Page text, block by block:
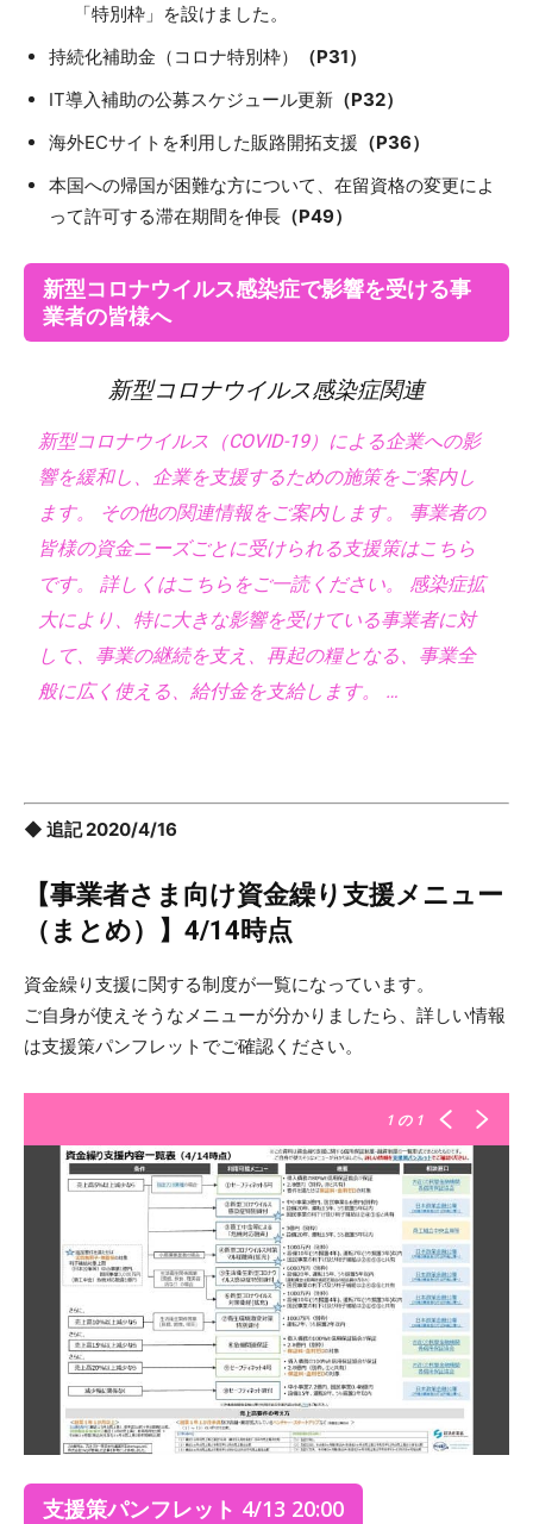
「特別枠」を設けました。
持続化補助金（コロナ特別枠）
（P31）
IT導入補助の公募スケジュール更新 （P32）
海外ECサイトを利用した販路開拓支援 （P36）
本国への帰国が困難な方について、在留資格の変更によ
って許可する滞在期間を伸長 （P49）
新型コロナウイルス感染症で影響を受ける事
業者の皆様へ
新型コロナウイルス感染症関連
新型コロナウイルス（COVID-19）による企業への影
響を緩和し、企業を支援するための施策をご案内し
ます。 その他の関連情報をご案内します。 事業者の
皆様の資金ニーズごとに受けられる支援策はこちら
です。 詳しくはこちらをご一読ください。 感染症拡
大により、特に大きな影響を受けている事業者に対
して、事業の継続を支え、再起の糧となる、事業全
般に広く使える、給付金を支給します。 …
◆ 追記 2020/4/16
【事業者さま向け資金繰り支援メニュー
（まとめ）】4/14時点
資金繰り支援に関する制度が一覧になっています。
ご自身が使えそうなメニューが分かりましたら、詳しい情報
は支援策パンフレットでご確認ください。
1 の 1
支援策パンフレット 4/13 20:00